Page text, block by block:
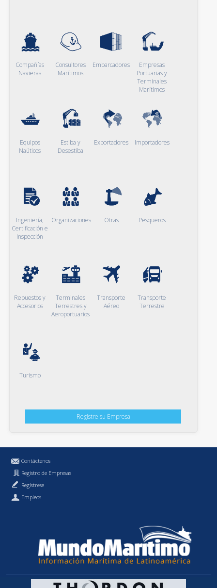
Compañías
Navieras
Consultores
Marítimos
Embarcadores
Empresas
Portuarias y
Terminales
Marítimos
Equipos
Naúticos
Estiba y
Desestiba
Exportadores Importadores
Ingeniería,
Certificación e
Inspección
Organizaciones Otras Pesqueros
Repuestos y
Accesorios
Terminales
Terrestres y
Aeroportuarios
Transporte
Aéreo
Transporte
Terrestre
Turismo
Registre su Empresa
Contáctenos
Registro de Empresas
Regístrese
Empleos
Política de Privacidad